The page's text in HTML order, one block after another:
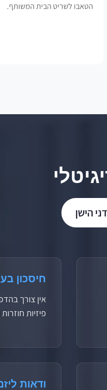
הטאבו לשריט הבית המשותף.
הישן
חיסכון
אין צורך
פיזיות
ודאות